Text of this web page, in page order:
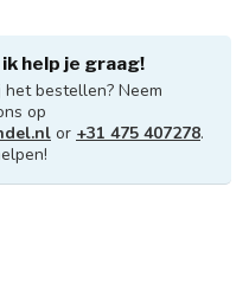
help je graag!
bestellen? Neem
op
or +31 475 407278.